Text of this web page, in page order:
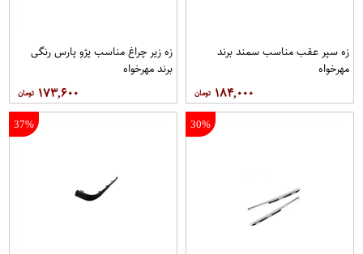
زه سپر عقب مناسب سمند برند
مهرخواه
۱۸۴,۰۰۰
زه زیر چراغ مناسب پژو پارس رنگی
برند مهرخواه
۱۷۳,۶۰۰
30%
37%